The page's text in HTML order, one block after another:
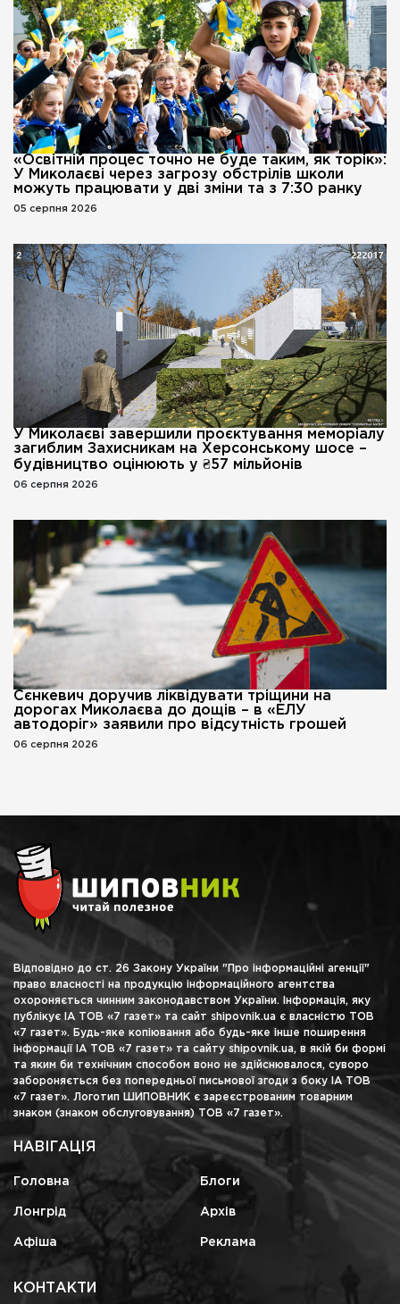
«Освітній процес точно не буде таким, як торік»:
У Миколаєві через загрозу обстрілів школи
можуть працювати у дві зміни та з 7:30 ранку
05 серпня 2026
У Миколаєві завершили проєктування меморіалу
загиблим Захисникам на Херсонському шосе –
будівництво оцінюють у ₴57 мільйонів
06 серпня 2026
Сєнкевич доручив ліквідувати тріщини на
дорогах Миколаєва до дощів – в «ЕЛУ
автодоріг» заявили про відсутність грошей
06 серпня 2026
Відповідно до ст. 26 Закону України "Про інформаційні агенції"
право власності на продукцію інформаційного агентства
охороняється чинним законодавством України. Інформація, яку
публікує ІА ТОВ «7 газет» та сайт shipovnik.ua є власністю ТОВ
«7 газет». Будь-яке копіювання або будь-яке інше поширення
інформації ІА ТОВ «7 газет» та сайту shipovnik.ua, в якій би формі
та яким би технічним способом воно не здійснювалося, суворо
забороняється без попередньої письмової згоди з боку ІА ТОВ
«7 газет». Логотип ШИПОВНИК є зареєстрованим товарним
знаком (знаком обслуговування) ТОВ «7 газет».
НАВІГАЦІЯ
Головна Блоги
Лонгрід Архів
Афіша Реклама
КОНТАКТИ